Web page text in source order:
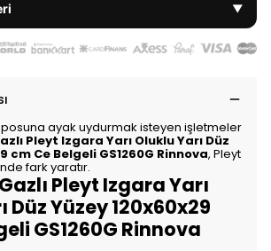
▼
ayak uydurmak isteyen işletmeler
Pleyt Izgara Yarı Oluklu Yarı Düz
cm Ce Belgeli GS1260G Rinnova, Pleyt
fark yaratır.
Pleyt Izgara Yarı
Düz Yüzey 120x60x29
GS1260G Rinnova